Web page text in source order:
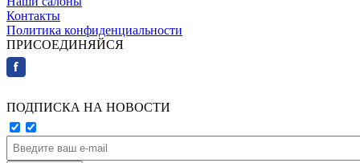
Контакты
Политика конфиденциальности
ПРИСОЕДИНЯЙСЯ
ПОДПИСКА НА НОВОСТИ